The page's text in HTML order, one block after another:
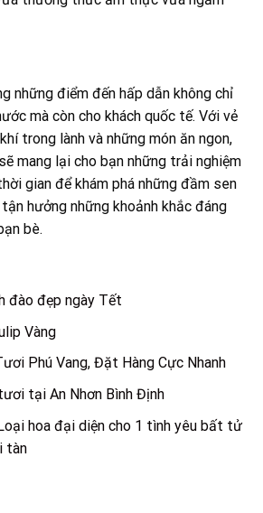
những điểm đến hấp dẫn không chỉ
mà còn cho khách quốc tế. Với vẻ
trong lành và những món ăn ngon,
mang lại cho bạn những trải nghiệm
gian để khám phá những đầm sen
hưởng những khoảnh khắc đáng
bè.
đào đẹp ngày Tết
Vàng
Phú Vang, Đặt Hàng Cực Nhanh
tại An Nhơn Bình Định
hoa đại diện cho 1 tình yêu bất tử
tàn